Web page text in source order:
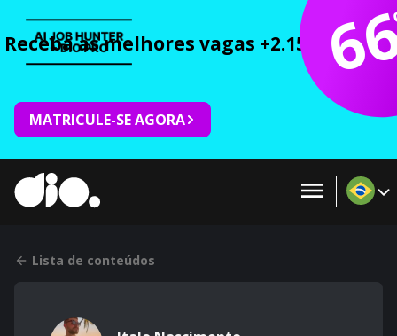
Receba as melhores vagas +2.150 cursos
MATRICULE-SE AGORA
Lista de conteúdos